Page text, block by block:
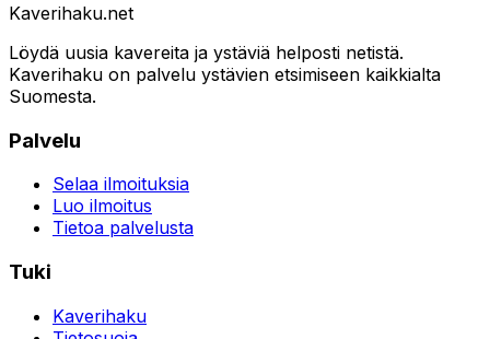
Kaverihaku.net
Löydä uusia kavereita ja ystäviä helposti netistä.
Kaverihaku on palvelu ystävien etsimiseen kaikkialta
Suomesta.
Palvelu
Selaa ilmoituksia
Luo ilmoitus
Tietoa palvelusta
Tuki
Kaverihaku